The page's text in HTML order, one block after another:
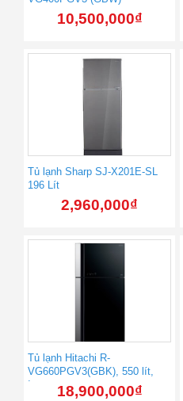
10,500,000₫
Tủ lạnh Sharp SJ-X201E-SL
196 Lít
2,960,000₫
Tủ lạnh Hitachi R-
VG660PGV3(GBK), 550 lít,
Inverter18,900,000₫